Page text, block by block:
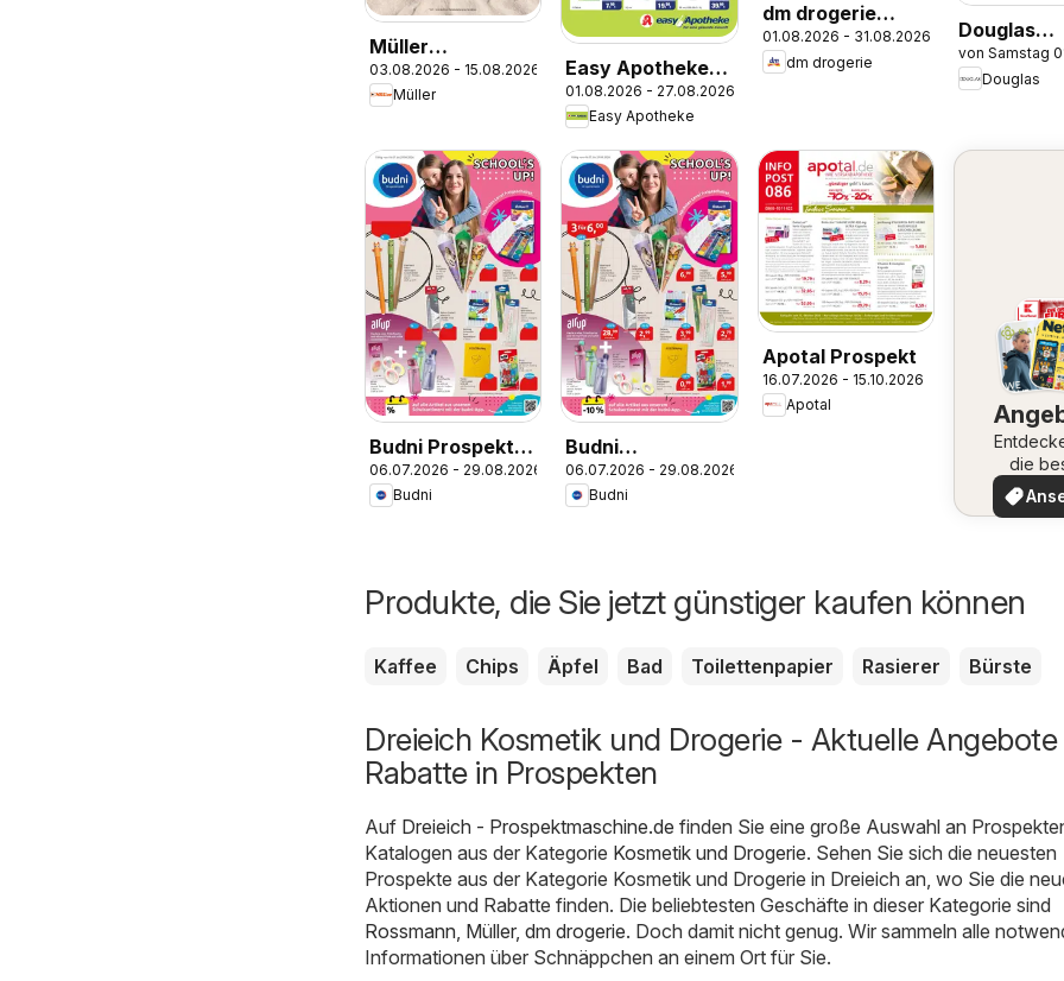
Müller
Parfümerie-
Highlights
03.08.2026 - 15.08.2026
Müller
Easy Apotheke
Prospekt
01.08.2026 - 27.08.2026
Easy Apotheke
dm drogerie
Prospekt
01.08.2026 - 31.08.2026
dm drogerie
Douglas
Angebote
von Samstag
Douglas
Budni Prospekt
Back to school
06.07.2026 - 29.08.2026
Budni
Budni
Schuleinleger
06.07.2026 - 29.08.2026
Budni
Apotal Prospekt
16.07.2026 - 15.10.2026
Apotal
die
Produkte, die Sie jetzt günstiger kaufen können
Kaffee Chips Äpfel Bad Toilettenpapier Rasierer Bürste
Dreieich Kosmetik und Drogerie - Aktuelle
Rabatte in Prospekten
Auf Dreieich - Prospektmaschine.de finden Sie eine große Auswahl an
Katalogen aus der Kategorie Kosmetik und Drogerie. Sehen Sie sich die neuesten
Prospekte aus der Kategorie Kosmetik und Drogerie in Dreieich an, wo Sie die
Aktionen und Rabatte finden. Die beliebtesten Geschäfte in dieser Kategorie sind
Rossmann Müller, dm drogerie. Doch damit nicht genug. Wir sammeln alle
Informationen über Schnäppchen an einem Ort für Sie.